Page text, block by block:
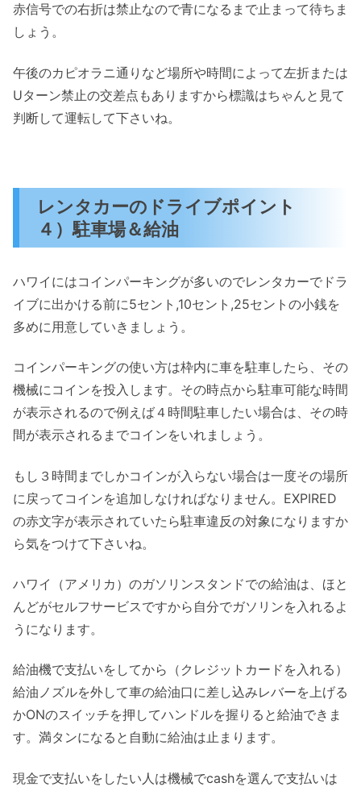
赤信号での右折は禁止なので青になるまで止まって待ちま
しょう。
午後のカピオラニ通りなど場所や時間によって左折または
Uターン禁止の交差点もありますから標識はちゃんと見て
判断して運転して下さいね。
レンタカーのドライブポイント
４）駐車場＆給油
ハワイにはコインパーキングが多いのでレンタカーでドラ
イブに出かける前に5セント,10セント,25セントの小銭を
多めに用意していきましょう。
コインパーキングの使い方は枠内に車を駐車したら、その
機械にコインを投入します。その時点から駐車可能な時間
が表示されるので例えば４時間駐車したい場合は、その時
間が表示されるまでコインをいれましょう。
もし３時間までしかコインが入らない場合は一度その場所
に戻ってコインを追加しなければなりません。EXPIRED
の赤文字が表示されていたら駐車違反の対象になりますか
ら気をつけて下さいね。
ハワイ（アメリカ）のガソリンスタンドでの給油は、ほと
んどがセルフサービスですから自分でガソリンを入れるよ
うになります。
給油機で支払いをしてから（クレジットカードを入れる）
給油ノズルを外して車の給油口に差し込みレバーを上げる
かONのスイッチを押してハンドルを握りると給油できま
す。満タンになると自動に給油は止まります。
現金で支払いをしたい人は機械でcashを選んで支払いは